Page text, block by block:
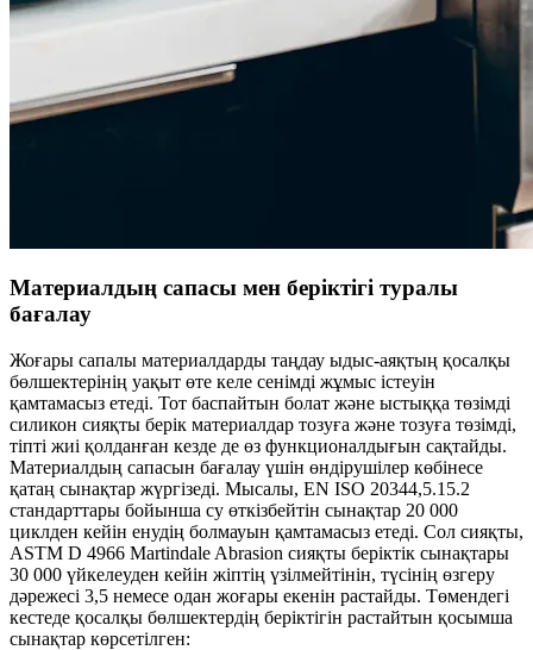
Материалдың сапасы мен беріктігі туралы
бағалау
Жоғары сапалы материалдарды таңдау ыдыс-аяқтың қосалқы
бөлшектерінің уақыт өте келе сенімді жұмыс істеуін
қамтамасыз етеді. Тот баспайтын болат және ыстыққа төзімді
силикон сияқты берік материалдар тозуға және тозуға төзімді,
тіпті жиі қолданған кезде де өз функционалдығын сақтайды.
Материалдың сапасын бағалау үшін өндірушілер көбінесе
қатаң сынақтар жүргізеді. Мысалы, EN ISO 20344,5.15.2
стандарттары бойынша су өткізбейтін сынақтар 20 000
циклден кейін енудің болмауын қамтамасыз етеді. Сол сияқты,
ASTM D 4966 Martindale Abrasion сияқты беріктік сынақтары
30 000 үйкелеуден кейін жіптің үзілмейтінін, түсінің өзгеру
дәрежесі 3,5 немесе одан жоғары екенін растайды. Төмендегі
кестеде қосалқы бөлшектердің беріктігін растайтын қосымша
сынақтар көрсетілген: